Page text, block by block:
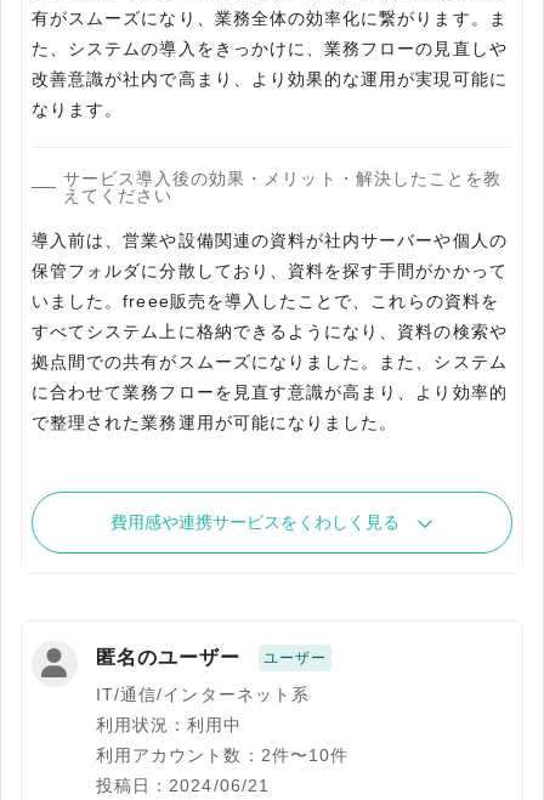
有がスムーズになり、業務全体の効率化に繋がります。ま
た、システムの導入をきっかけに、業務フローの見直しや
改善意識が社内で高まり、より効果的な運用が実現可能に
なります。
サービス導入後の効果・メリット・解決したことを教
えてください
導入前は、営業や設備関連の資料が社内サーバーや個人の
保管フォルダに分散しており、資料を探す手間がかかって
いました。freee販売を導入したことで、これらの資料を
すべてシステム上に格納できるようになり、資料の検索や
拠点間での共有がスムーズになりました。また、システム
に合わせて業務フローを見直す意識が高まり、より効率的
で整理された業務運用が可能になりました。
費用感や連携サービスをくわしく見る
匿名のユーザー ユーザー
IT/通信/インターネット系
利用状況：利用中
利用アカウント数：2件〜10件
投稿日：2024/06/21